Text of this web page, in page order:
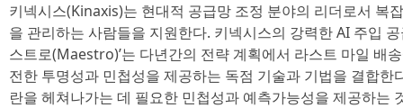
키넥시스(Kinaxis)는 현대적 공급망 조정 분야의 리더로서 복
을 관리하는 사람들을 지원한다. 키넥시스의 강력한 AI 주입
스트로(Maestro)’는 다년간의 전략 계획에서 라스트 마일 배
전한 투명성과 민첩성을 제공하는 독점 기술과 기법을 결합
란을 헤쳐나가는 데 필요한 민첩성과 예측가능성을 제공하는